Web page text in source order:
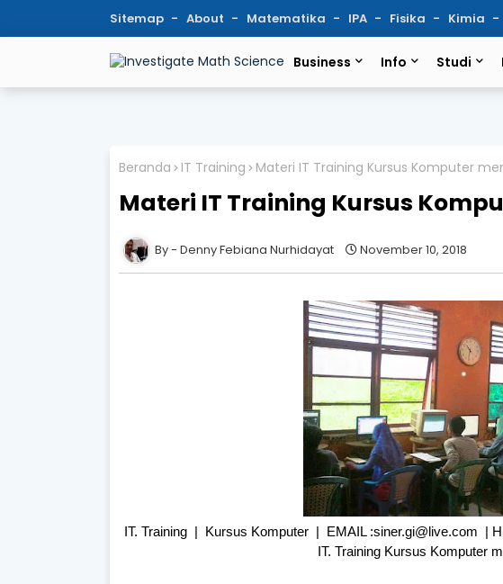
Sitemap About Matematika IPA Fisika Kimia
Business Info Studi
Beranda IT Training Materi IT Training Kursus Komputer
Materi IT Training Kursus
Denny Febiana Nurhidayat November 10, 2018
IT. Training | Kursus Komputer | EMAIL :siner.gi@live.com |
IT. Training Kursus Komputer